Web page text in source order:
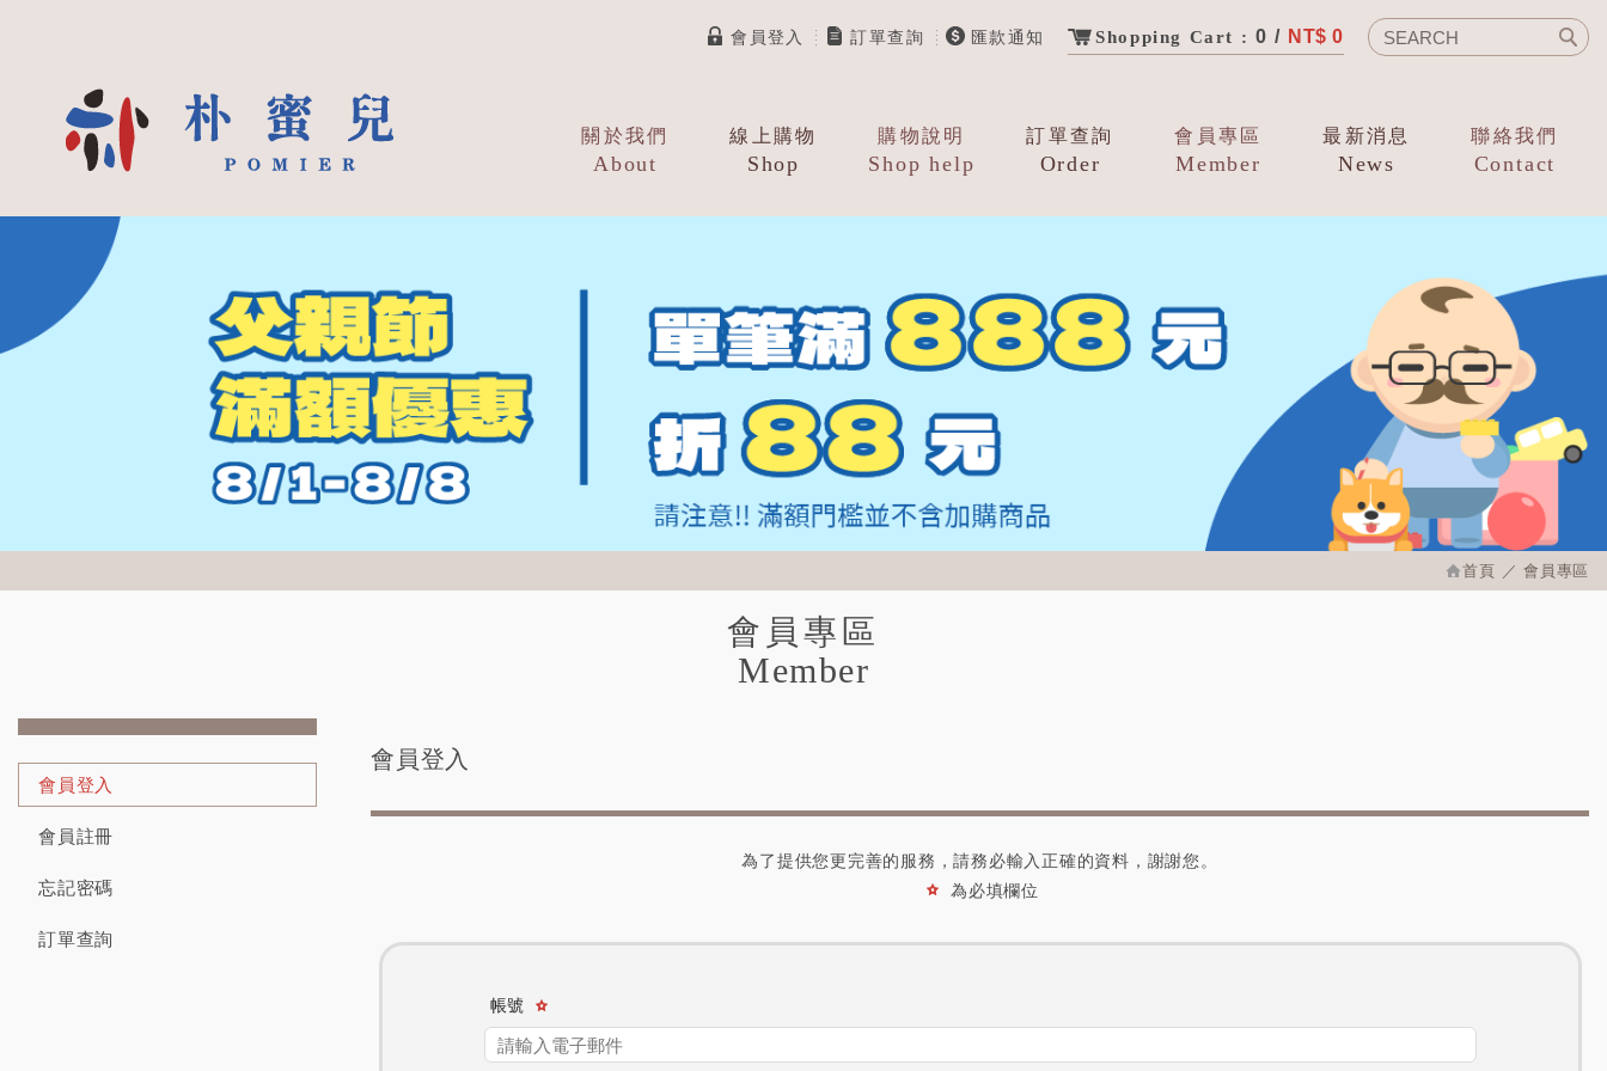
會員登入 訂單查詢 匯款通知 Shopping Cart : 0 / NT$ 0
關於我們
About
線上購物
Shop
購物說明
Shop help
訂單查詢
Order
會員專區
Member
最新消息
News
聯絡我們
Contact
首頁 會員專區
會員專區
Member
會員登入
會員註冊
忘記密碼
訂單查詢
會員登入
為了提供您更完善的服務，請務必輸入正確的資料，謝謝您。
為必填欄位
帳號